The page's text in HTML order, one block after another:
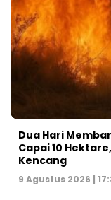
Dua Hari
Capai 10
Kencang
9 Agustus 2026 |